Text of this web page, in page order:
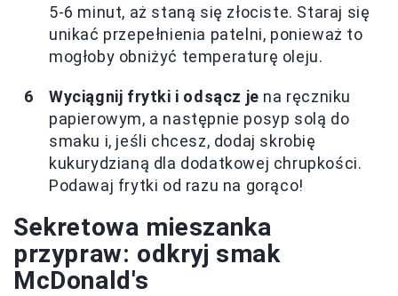
5-6 minut, aż staną się złociste. Staraj się
unikać przepełnienia patelni, ponieważ to
mogłoby obniżyć temperaturę oleju.
Wyciągnij frytki i odsącz je na ręczniku
papierowym, a następnie posyp solą do
smaku i, jeśli chcesz, dodaj skrobię
kukurydzianą dla dodatkowej chrupkości.
Podawaj frytki od razu na gorąco!
Sekretowa mieszanka
przypraw: odkryj smak
McDonald's